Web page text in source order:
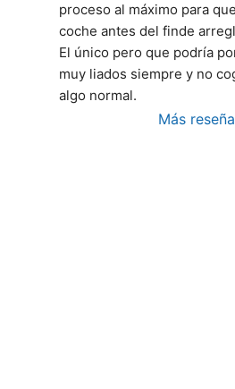
proceso al máximo para
coche antes del finde
El único pero que podría
muy liados siempre y no
algo normal.
Más